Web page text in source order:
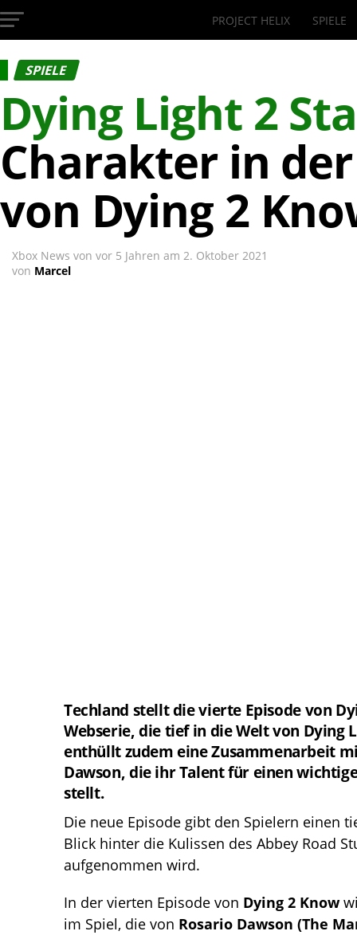
InsideXbox.de
PROJECT HELIX SPIELE
SPIELE
Dying Light 2
Charakter in
von Dying 2
Xbox News von vor 5 Jahren am 2. Oktober 2021
von Marcel
Techland stellt die vierte Episode von
Webserie, die tief in die Welt von Dying
enthüllt zudem eine Zusammenarbeit
Dawson, die ihr Talent für einen
stellt.
Die neue Episode gibt den Spielern einen
Blick hinter die Kulissen des Abbey Road
aufgenommen wird.
In der vierten Episode von Dying 2 Know
im Spiel, die von Rosario Dawson (The